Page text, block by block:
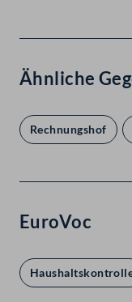
Ähnliche
Rechnungshof
EuroVoc